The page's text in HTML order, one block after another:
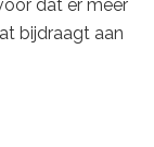
dat er meer
bijdraagt aan